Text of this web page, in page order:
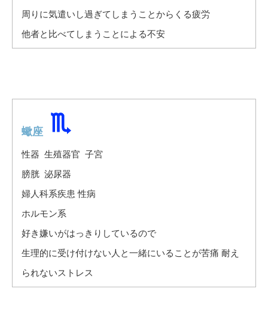
周りに気遣いし過ぎてしまうことからくる疲労
他者と比べてしまうことによる不安
蠍座
性器 生殖器官 子宮
膀胱 泌尿器
婦人科系疾患 性病
ホルモン系
好き嫌いがはっきりしているので
生理的に受け付けない人と一緒にいることが苦痛 耐え
られないストレス